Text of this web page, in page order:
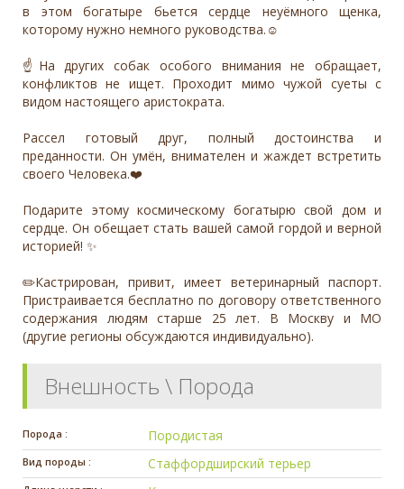
в этом богатыре бьется сердце неуёмного щенка,
которому нужно немного руководства.☺️
☝️На других собак особого внимания не обращает,
конфликтов не ищет. Проходит мимо чужой суеты с
видом настоящего аристократа.
Рассел готовый друг, полный достоинства и
преданности. Он умён, внимателен и жаждет встретить
своего Человека.❤️
Подарите этому космическому богатырю свой дом и
сердце. Он обещает стать вашей самой гордой и верной
историей! ✨
✏️Кастрирован, привит, имеет ветеринарный паспорт.
Пристраивается бесплатно по договору ответственного
содержания людям старше 25 лет. В Москву и МО
(другие регионы обсуждаются индивидуально).
Внешность \ Порода
Порода : Породистая
Вид породы : Стаффордширский терьер